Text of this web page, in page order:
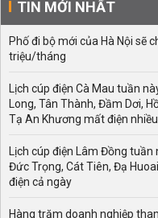
Mâm cỗ cúng ông táo
Lễ phẩm trong mâm
gồm có:
Mũ hậu thổ ba cỗ hay
1chiếc mũ đàn bà. Mũ
cánh chuồn, mũ của
người chỉ cúng 1 cỗ mũ
tượng trưng.
Cá chép: biểu trưng cho
ông táo. Bạn có thể sử
TIN MỚI NHẤT
Phố đi bộ mới của Hà Nội sẽ
triệu/tháng
Lịch cúp điện Cà Mau tuần
Long, Tân Thành, Đầm Dơi,
Tạ An Khương mất điện
Lịch cúp điện Lâm Đồng
Đức Trọng, Cát Tiên, Đạ
điện cả ngày
Hàng trăm doanh nghiệp